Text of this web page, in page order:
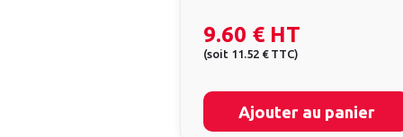
9.60 € HT
(soit 11.52 € TTC)
Ajouter au panier